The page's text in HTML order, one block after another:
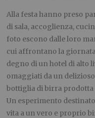
Alla festa hanno preso
di sala, accoglienza,
foto escono dalle loro
cui affrontano la
degno di un hotel di alto
omaggiati da un
bottiglia di birra prodotta
Un esperimento
vita a un vero e proprio